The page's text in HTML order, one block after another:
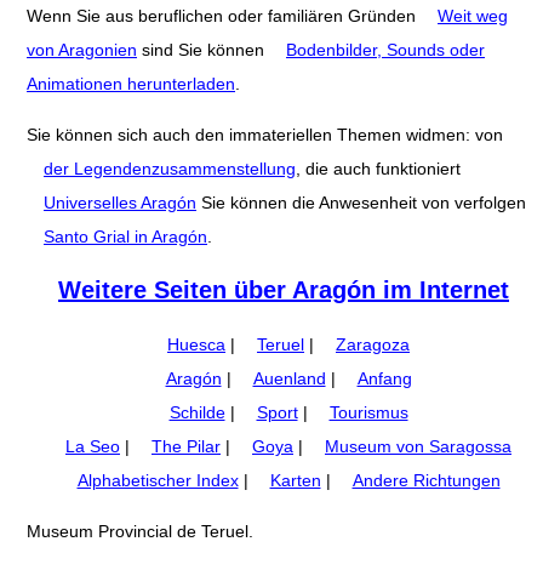
Wenn Sie aus beruflichen oder familiären Gründen
Weit weg
von Aragonien sind Sie können
Bodenbilder, Sounds oder
Animationen herunterladen
Sie können sich auch den immateriellen Themen widmen: von
der Legendenzusammenstellung , die auch funktioniert
Universelles Aragón Sie können die Anwesenheit von verfolgen
Santo Grial in Aragón
Weitere Seiten über Aragón im Internet
Huesca | Teruel |
Zaragoza
Aragón | Auenland |
Anfang
Schilde| Sport|
Tourismus
La Seo | The Pilar | Goya |
Museum von Saragossa
Alphabetischer Index| Karten | Andere Richtungen
Museum Provincial de Teruel.